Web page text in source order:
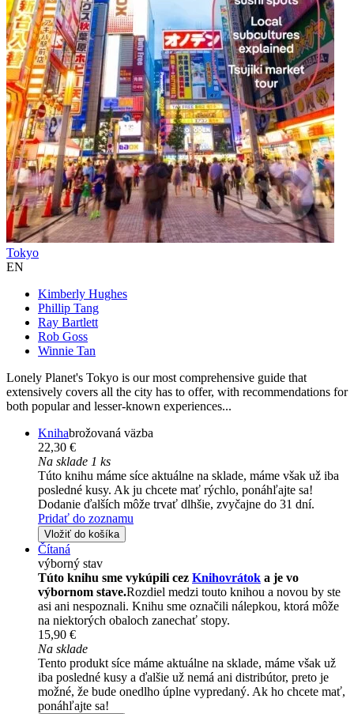
Tokyo
EN
Kimberly Hughes
Phillip Tang
Ray Bartlett
Rob Goss
Winnie Tan
Lonely Planet's Tokyo is our most comprehensive guide that
extensively covers all the city has to offer, with recommendations for
both popular and lesser-known experiences...
Knihabrožovaná väzba
22,30 €
Na sklade 1 ks
Túto knihu máme síce aktuálne na sklade, máme však už iba
posledné kusy. Ak ju chcete mať rýchlo, ponáhľajte sa!
Dodanie ďalších môže trvať dlhšie, zvyčajne do 31 dní.
Pridať do zoznamu
Vložiť do košíka
Čítaná
výborný stav
Túto knihu sme vykúpili cez Knihovrátok a je vo
výbornom stave.Rozdiel medzi touto knihou a novou by ste
asi ani nespoznali. Knihu sme označili nálepkou, ktorá môže
na niektorých obaloch zanechať stopy.
15,90 €
Na sklade
Tento produkt síce máme aktuálne na sklade, máme však už
iba posledné kusy a ďalšie už nemá ani distribútor, preto je
možné, že bude onedlho úplne vypredaný. Ak ho chcete mať,
ponáhľajte sa!